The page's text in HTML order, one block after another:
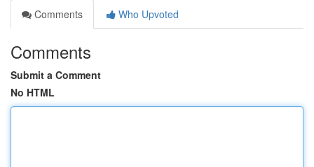
Comments
Who Upvoted
Comments
Submit a Comment
No HTML